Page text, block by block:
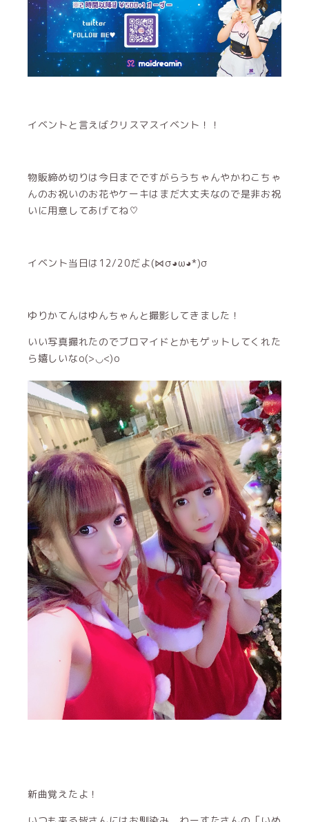
イベントと言えばクリスマスイベント！！
物販締め切りは今日までですがらうちゃんやかわこちゃ
んのお祝いのお花やケーキはまだ大丈夫なので是非お祝
いに用意してあげてね♡
イベント当日は12/20だよ(⋈σ◕ω◕*)σ
ゆりかてんはゆんちゃんと撮影してきました！
いい写真撮れたのでブロマイドとかもゲットしてくれた
ら嬉しいなo(>◡<)o
新曲覚えたよ！